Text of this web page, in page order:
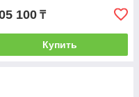
100 ₸
Купить